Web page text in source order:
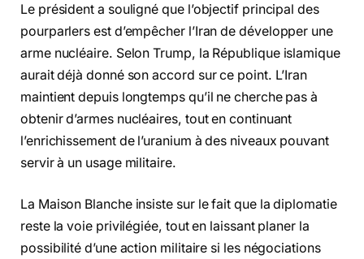
Le président a souligné que l’objectif principal des
pourparlers est d’empêcher l’Iran de développer une
arme nucléaire. Selon Trump, la République islamique
aurait déjà donné son accord sur ce point. L’Iran
maintient depuis longtemps qu’il ne cherche pas à
obtenir d’armes nucléaires, tout en continuant
l’enrichissement de l’uranium à des niveaux pouvant
servir à un usage militaire.
La Maison Blanche insiste sur le fait que la diplomatie
reste la voie privilégiée, tout en laissant planer la
possibilité d’une action militaire si les négociations